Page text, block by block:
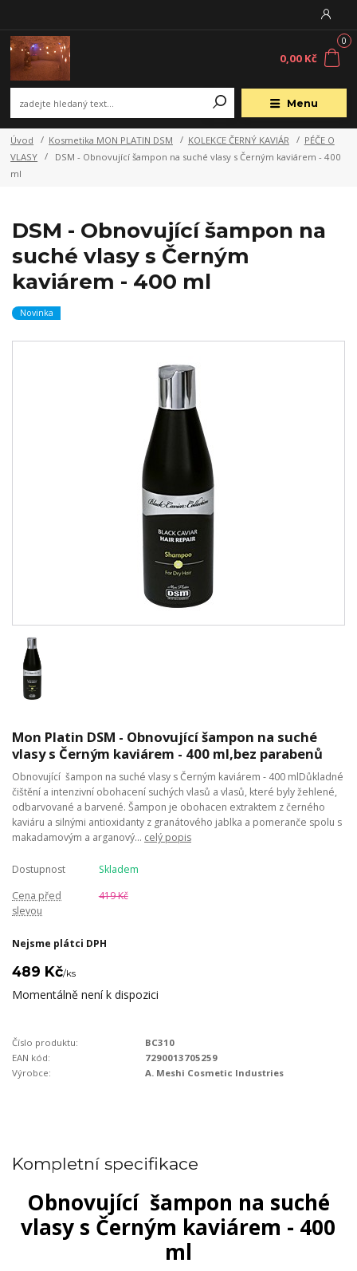
Menu
0
0,00 Kč
Úvod Kosmetika MON PLATIN DSM KOLEKCE ČERNÝ KAVIÁR
PÉČE O
VLASY
DSM - Obnovující šampon na suché vlasy s Černým kaviárem - 400
ml
DSM - Obnovující šampon na
suché vlasy s Černým
kaviárem - 400 ml
Novinka
Mon Platin DSM - Obnovující šampon na suché
vlasy s Černým kaviárem - 400 ml,bez parabenů
Obnovující šampon na suché vlasy s Černým kaviárem - 400 mlDůkladné
čištění a intenzivní obohacení suchých vlasů a vlasů, které byly žehlené,
odbarvované a barvené. Šampon je obohacen extraktem z černého
kaviáru a silnými antioxidanty z granátového jablka a pomeranče spolu s
makadamovým a arganový... celý popis
Dostupnost
Skladem
Cena před
slevou
419 Kč
Nejsme plátci DPH
489 Kč/ks
Momentálně není k dispozici
Číslo produktu:
BC310
EAN kód:
7290013705259
Výrobce:
A. Meshi Cosmetic Industries
Kompletní specifikace
Obnovující šampon na suché
vlasy s Černým kaviárem - 400
ml